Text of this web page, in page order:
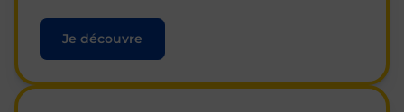
Je découvre